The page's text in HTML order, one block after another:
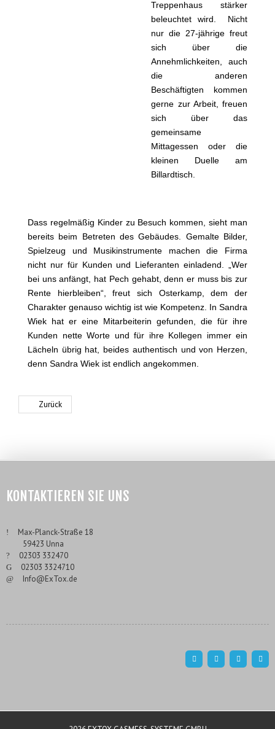
Treppenhaus stärker
beleuchtet wird. Nicht
nur die 27-jährige freut
sich über die
Annehmlichkeiten, auch
die anderen
Beschäftigten kommen
gerne zur Arbeit, freuen
sich über das
gemeinsame
Mittagessen oder die
kleinen Duelle am
Billardtisch.
Dass regelmäßig Kinder zu Besuch kommen, sieht man
bereits beim Betreten des Gebäudes. Gemalte Bilder,
Spielzeug und Musikinstrumente machen die Firma
nicht nur für Kunden und Lieferanten einladend. „Wer
bei uns anfängt, hat Pech gehabt, denn er muss bis zur
Rente hierbleiben“, freut sich Osterkamp, dem der
Charakter genauso wichtig ist wie Kompetenz. In Sandra
Wiek hat er eine Mitarbeiterin gefunden, die für ihre
Kunden nette Worte und für ihre Kollegen immer ein
Lächeln übrig hat, beides authentisch und von Herzen,
denn Sandra Wiek ist endlich angekommen.
Zurück
KONTAKTIEREN SIE UNS
Max-Planck-Straße 18
59423 Unna
02303 332470
02303 3324710